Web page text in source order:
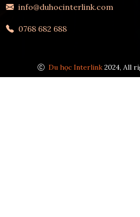
info@duhocinterlink.com
0768 682 688
Du học Interlink 2024, All